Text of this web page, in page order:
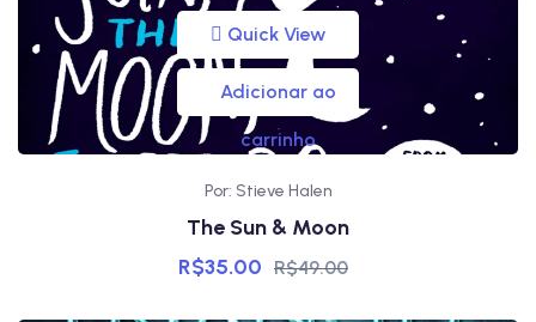
Quick View
Adicionar ao
carrinho
Por: Stieve Halen
The Sun & Moon
R$49.00
R$35.00